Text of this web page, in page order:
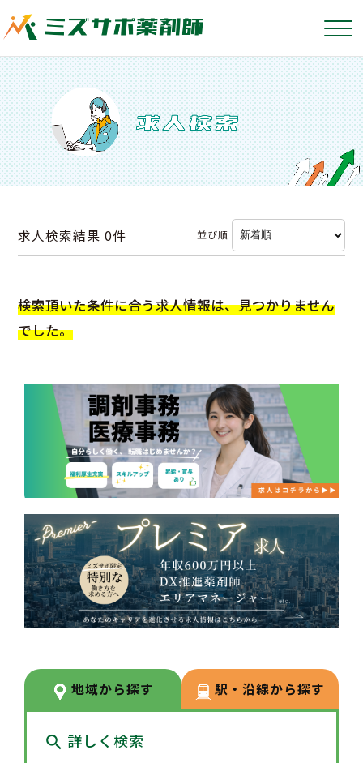
求人検索結果0件 並び順
検索頂いた条件に合う求人情報は、見つかりません
でした。
地域から探す 駅・沿線から探す
詳しく検索